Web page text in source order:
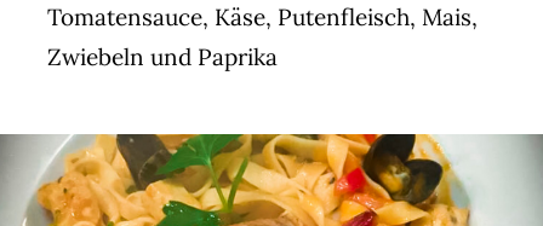
Tomatensauce, Käse, Putenfleisch, Mais,
Zwiebeln und Paprika